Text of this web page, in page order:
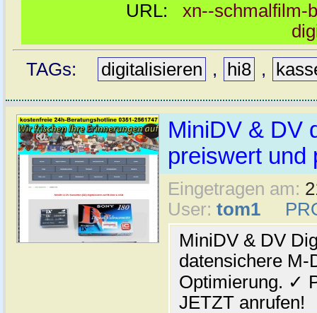
URL: xn--schmalfilm-
TAGs:
digitalisieren , hi8 ,
MiniDV & DV
preiswert und
Eingetragen am:
User: tom1
MiniDV & DV
datensichere M-
Optimierung. ✓
JETZT anrufen!